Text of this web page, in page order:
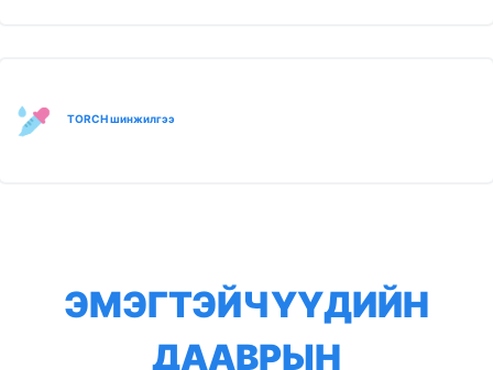
TORCH шинжилгээ
ЭМЭГТЭЙЧҮҮДИЙН
ДААВРЫН